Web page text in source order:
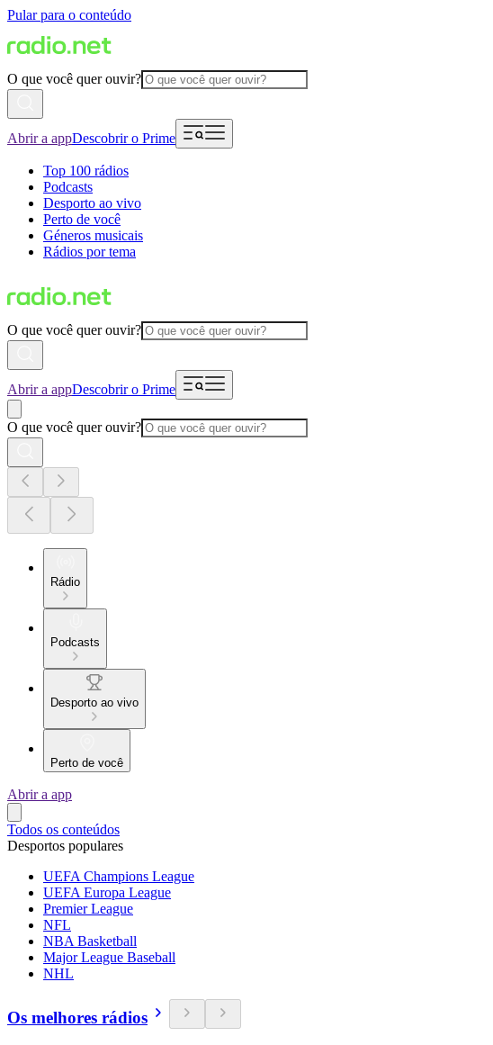
Pular para o conteúdo
O que você quer ouvir?
Abrir a appDescobrir o Prime
Top 100 rádios
Podcasts
Desporto ao vivo
Perto de você
Géneros musicais
Rádios por tema
O que você quer ouvir?
Abrir a appDescobrir o Prime
O que você quer ouvir?
Rádio
Podcasts
Desporto ao vivo
Perto de você
Abrir a app
Todos os conteúdos
Desportos populares
UEFA Champions League
UEFA Europa League
Premier League
NFL
NBA Basketball
Major League Baseball
NHL
Os melhores rádios